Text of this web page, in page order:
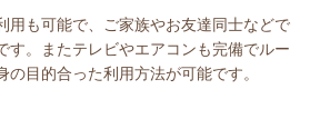
用も可能で、ご家族やお友達同士などで
す。またテレビやエアコンも完備でルー
の目的合った利用方法が可能です。